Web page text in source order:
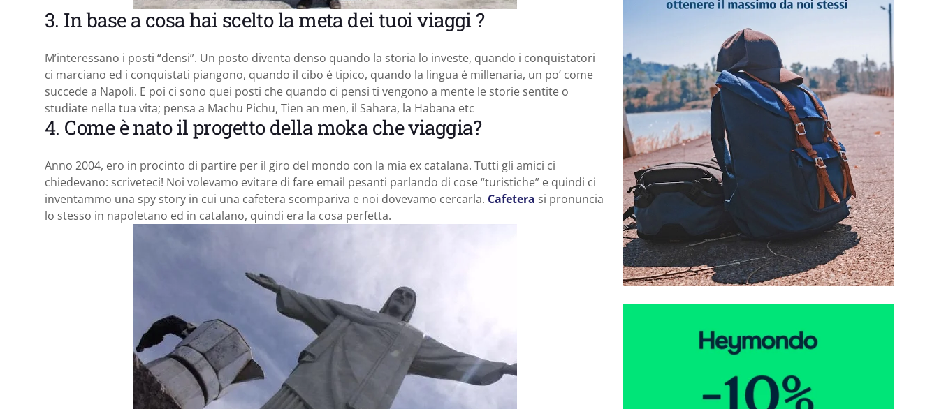
3. In base a cosa hai scelto la meta dei tuoi viaggi ?
M’interessano i posti “densi”. Un posto diventa denso quando la storia lo investe, quando i conquistatori
ci marciano ed i conquistati piangono, quando il cibo é tipico, quando la lingua é millenaria, un po’ come
succede a Napoli. E poi ci sono quei posti che quando ci pensi ti vengono a mente le storie sentite o
studiate nella tua vita; pensa a Machu Pichu, Tien an men, il Sahara, la Habana etc
4. Come è nato il progetto della moka che viaggia?
Anno 2004, ero in procinto di partire per il giro del mondo con la mia ex catalana. Tutti gli amici ci
chiedevano: scriveteci! Noi volevamo evitare di fare email pesanti parlando di cose “turistiche” e quindi ci
inventammo una spy story in cui una cafetera scompariva e noi dovevamo cercarla. Cafetera si pronuncia
lo stesso in napoletano ed in catalano, quindi era la cosa perfetta.